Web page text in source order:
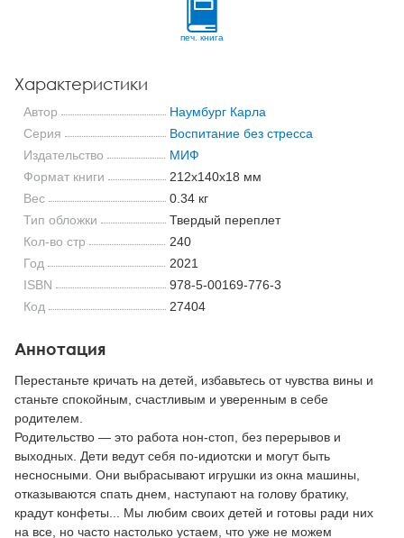
печ. книга
Характеристики
Автор
Наумбург Карла
Серия
Воспитание без стресса
Издательство
МИФ
Формат книги
212x140x18 мм
Вес
0.34 кг
Тип обложки
Твердый переплет
Кол-во стр
240
Год
2021
ISBN
978-5-00169-776-3
Код
27404
Аннотация
Перестаньте кричать на детей, избавьтесь от чувства вины и
станьте спокойным, счастливым и уверенным в себе
родителем.
Родительство — это работа нон-стоп, без перерывов и
выходных. Дети ведут себя по-идиотски и могут быть
несносными. Они выбрасывают игрушки из окна машины,
отказываются спать днем, наступают на голову братику,
крадут конфеты... Мы любим своих детей и готовы ради них
на все, но часто настолько устаем, что уже не можем